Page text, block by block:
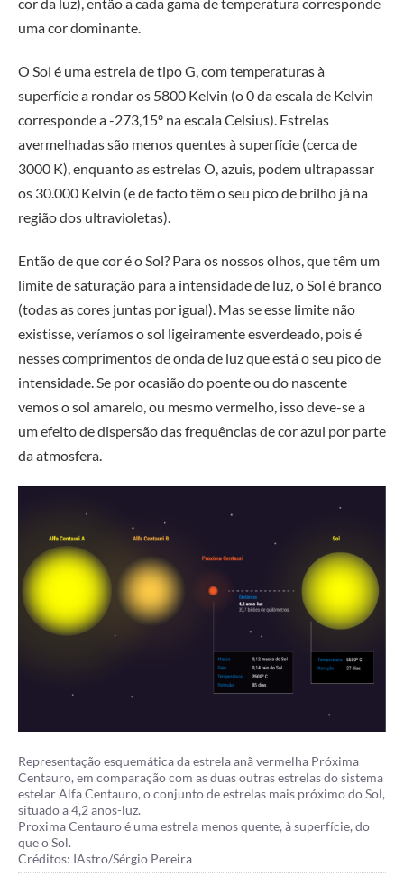
uma cor dominante.
O Sol é uma estrela de tipo G, com temperaturas à
superfície a rondar os 5800 Kelvin (o 0 da escala de Kelvin
corresponde a -273,15º na escala Celsius). Estrelas
avermelhadas são menos quentes à superfície (cerca de
3000 K), enquanto as estrelas O, azuis, podem ultrapassar
os 30.000 Kelvin (e de facto têm o seu pico de brilho já na
região dos ultravioletas).
Então de que cor é o Sol? Para os nossos olhos, que têm um
limite de saturação para a intensidade de luz, o Sol é branco
(todas as cores juntas por igual). Mas se esse limite não
existisse, veríamos o sol ligeiramente esverdeado, pois é
nesses comprimentos de onda de luz que está o seu pico de
intensidade. Se por ocasião do poente ou do nascente
vemos o sol amarelo, ou mesmo vermelho, isso deve-se a
um efeito de dispersão das frequências de cor azul por parte
da atmosfera.
Representação esquemática da estrela anã vermelha Próxima
Centauro, em comparação com as duas outras estrelas do sistema
estelar Alfa Centauro, o conjunto de estrelas mais próximo do Sol,
situado a 4,2 anos-luz.
Proxima Centauro é uma estrela menos quente, à superfície, do
que o Sol.
Créditos: IAstro/Sérgio Pereira